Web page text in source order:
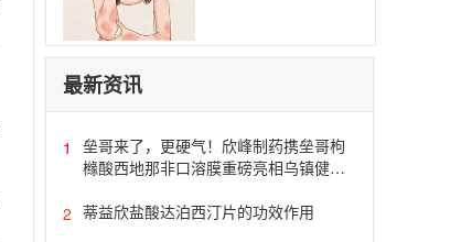
最新资讯
1
垒哥来了，更硬气！欣峰制药携垒哥枸
橼酸西地那非口溶膜重磅亮相乌镇健康
2 蒂益欣盐酸达泊西汀片的功效作用